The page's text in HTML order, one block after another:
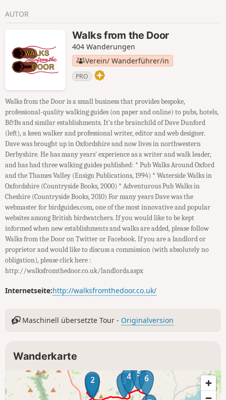
AUTOR
Walks from the Door
404 Wanderungen
Verein/ Wanderführer/in
PRO
Walks from the Door is a small business that provides bespoke,
professional-quality walking guides (on paper and online) to pubs, hotels,
B&Bs and similar establishments. It's the brainchild of Dave Dunford
(left), a keen walker and professional writer, editor and web designer.
Dave was brought up in Oxfordshire and now lives in northwestern
Derbyshire. He has many years' experience as a writer and walk leader,
and has had three walking guides published: * Pub Walks Around Oxford
and the Thames Valley (Ensign Publications, 1994) * Waterside Walks in
Oxfordshire (Countryside Books, 2000) * Adventurous Pub Walks in
Cheshire (Countryside Books, 2010) For many years Dave was the
webmaster for birdguides.com, one of the most innovative and popular
websites among British birdwatchers. If you would like to be kept
informed when new establishments and walks are added, please follow
Walks from the Door on Twitter or Facebook. If you are a landlord or
proprietor and would like to discuss a commission (with absolutely no
obligation), please click here :
http://walksfromthedoor.co.uk/landlords.aspx
Internetseite:http://walksfromthedoor.co.uk/
Maschinell übersetzte Tour - Originalversion
Wanderkarte
1
2 34 5 6